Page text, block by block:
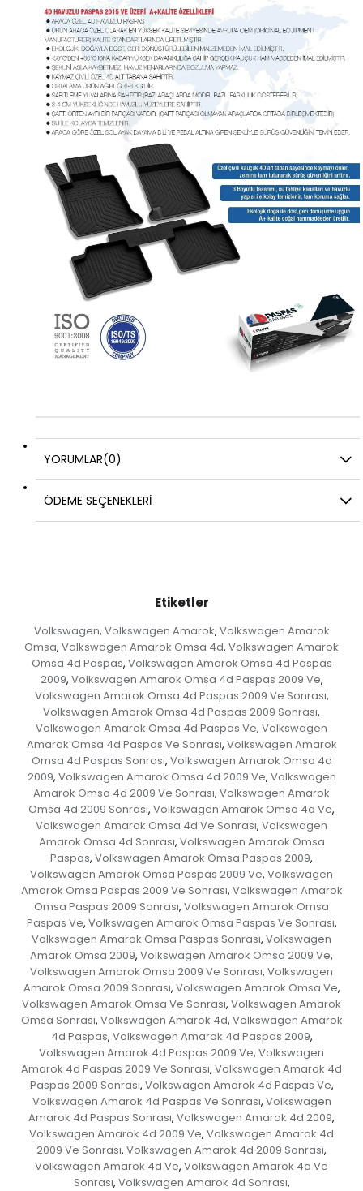
YORUMLAR(0)
ÖDEME SEÇENEKLERI
Etiketler
Volkswagen, Volkswagen Amarok, Volkswagen Amarok
Omsa, Volkswagen Amarok Omsa 4d, Volkswagen Amarok
Omsa 4d Paspas, Volkswagen Amarok Omsa 4d Paspas
2009, Volkswagen Amarok Omsa 4d Paspas 2009 Ve,
Volkswagen Amarok Omsa 4d Paspas 2009 Ve Sonrası,
Volkswagen Amarok Omsa 4d Paspas 2009 Sonrası,
Volkswagen Amarok Omsa 4d Paspas Ve, Volkswagen
Amarok Omsa 4d Paspas Ve Sonrası, Volkswagen Amarok
Omsa 4d Paspas Sonrası, Volkswagen Amarok Omsa 4d
2009, Volkswagen Amarok Omsa 4d 2009 Ve, Volkswagen
Amarok Omsa 4d 2009 Ve Sonrası, Volkswagen Amarok
Omsa 4d 2009 Sonrası, Volkswagen Amarok Omsa 4d Ve,
Volkswagen Amarok Omsa 4d Ve Sonrası, Volkswagen
Amarok Omsa 4d Sonrası, Volkswagen Amarok Omsa
Paspas, Volkswagen Amarok Omsa Paspas 2009,
Volkswagen Amarok Omsa Paspas 2009 Ve, Volkswagen
Amarok Omsa Paspas 2009 Ve Sonrası, Volkswagen Amarok
Omsa Paspas 2009 Sonrası, Volkswagen Amarok Omsa
Paspas Ve, Volkswagen Amarok Omsa Paspas Ve Sonrası,
Volkswagen Amarok Omsa Paspas Sonrası, Volkswagen
Amarok Omsa 2009, Volkswagen Amarok Omsa 2009 Ve,
Volkswagen Amarok Omsa 2009 Ve Sonrası, Volkswagen
Amarok Omsa 2009 Sonrası, Volkswagen Amarok Omsa Ve,
Volkswagen Amarok Omsa Ve Sonrası, Volkswagen Amarok
Omsa Sonrası, Volkswagen Amarok 4d, Volkswagen Amarok
4d Paspas, Volkswagen Amarok 4d Paspas 2009,
Volkswagen Amarok 4d Paspas 2009 Ve, Volkswagen
Amarok 4d Paspas 2009 Ve Sonrası, Volkswagen Amarok 4d
Paspas 2009 Sonrası, Volkswagen Amarok 4d Paspas Ve,
Volkswagen Amarok 4d Paspas Ve Sonrası, Volkswagen
Amarok 4d Paspas Sonrası, Volkswagen Amarok 4d 2009,
Volkswagen Amarok 4d 2009 Ve, Volkswagen Amarok 4d
2009 Ve Sonrası, Volkswagen Amarok 4d 2009 Sonrası,
Volkswagen Amarok 4d Ve, Volkswagen Amarok 4d Ve
Sonrası, Volkswagen Amarok 4d Sonrası,